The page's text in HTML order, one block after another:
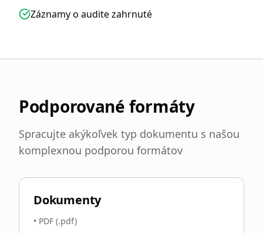
Záznamy o audite zahrnuté
Podporované formáty
Spracujte akýkoľvek typ dokumentu s našou
komplexnou podporou formátov
Dokumenty
• PDF (.pdf)